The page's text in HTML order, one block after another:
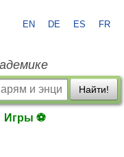
EN DE ES FR
Найти!
Игры ⚽